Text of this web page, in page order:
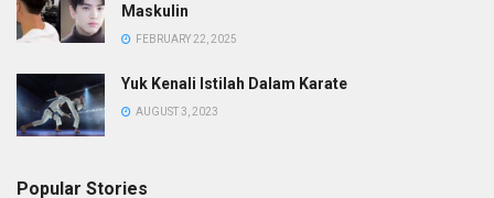
Maskulin
FEBRUARY 22, 2025
Yuk Kenali Istilah Dalam Karate
AUGUST 3, 2023
Popular Stories